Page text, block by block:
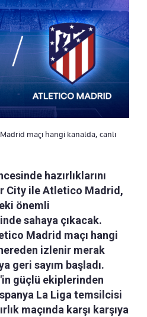
maçı hangi kanalda, canlı
hazırlıklarını
City ile Atletico Madrid,
önemli
sahaya çıkacak.
Madrid maçı hangi
izlenir merak
geri sayım başladı.
güçlü ekiplerinden
La Liga temsilcisi
maçında karşı karşıya